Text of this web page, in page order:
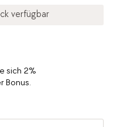
verfügbar
sich 2%
Bonus.